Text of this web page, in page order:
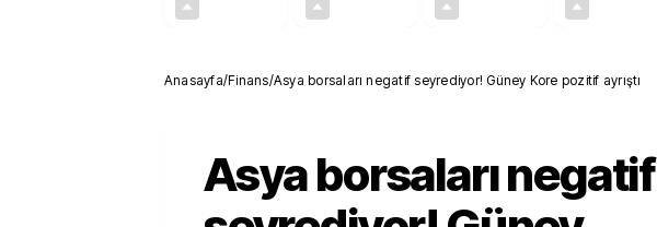
Anasayfa/Finans/Asya borsaları negatif seyrediyor! Güney Kore pozitif ayrıştı
Asya borsaları negatif